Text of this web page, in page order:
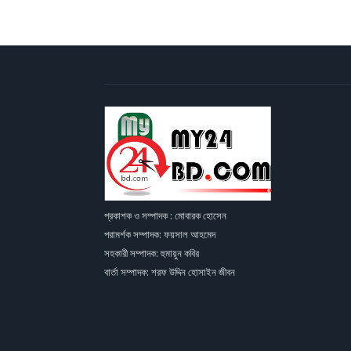
প্রকাশক ও সম্পাদক : মোবারক হোসেন
পরামর্শক সম্পাদক: ফয়সাল আহমেদ
সহকারী সম্পাদক: হুমায়ুন কবির
বার্তা সম্পাদক: শরফ উদ্দিন হোসাইন জীবন